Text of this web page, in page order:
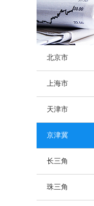
北京市
上海市
天津市
京津冀
长三角
珠三角